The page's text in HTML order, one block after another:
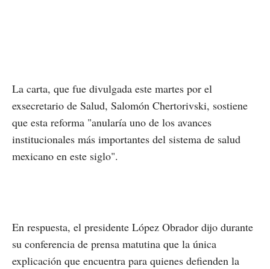
La carta, que fue divulgada este martes por el
exsecretario de Salud, Salomón Chertorivski, sostiene
que esta reforma "anularía uno de los avances
institucionales más importantes del sistema de salud
mexicano en este siglo".
En respuesta, el presidente López Obrador dijo durante
su conferencia de prensa matutina que la única
explicación que encuentra para quienes defienden la